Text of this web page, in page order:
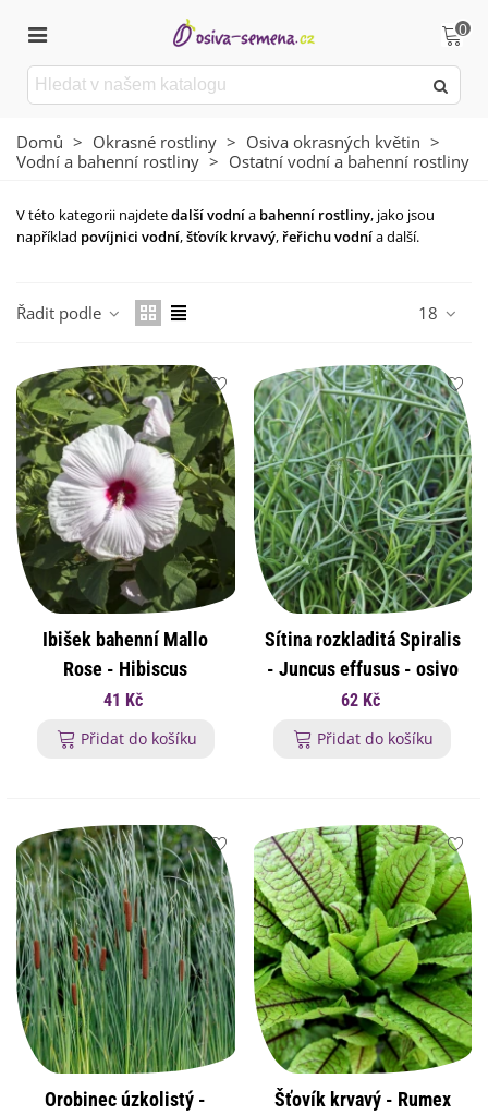
0
Domů > Okrasné rostliny > Osiva okrasných květin >
Vodní a bahenní rostliny > Ostatní vodní a bahenní rostliny
V této kategorii najdetedalší vodnía bahenní rostliny, jako jsou
například povíjnici vodní,šťovík krvavý, řeřichu vodnía další.
Řadit podle 18
Ibišek bahenní Mallo
Rose - Hibiscus
moscheutos - osivo
ibišku - 5 ks
41 Kč
Přidat do košíku
Sítina rozkladitá Spiralis
- Juncus effusus - osivo
sítiny - 20 ks
62 Kč
Přidat do košíku
Orobinec úzkolistý -
Šťovík krvavý - Rumex